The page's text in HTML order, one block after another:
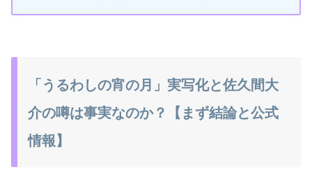
「うるわしの宵の月」実写化と佐久間大
介の噂は事実なのか？【まず結論と公式
情報】